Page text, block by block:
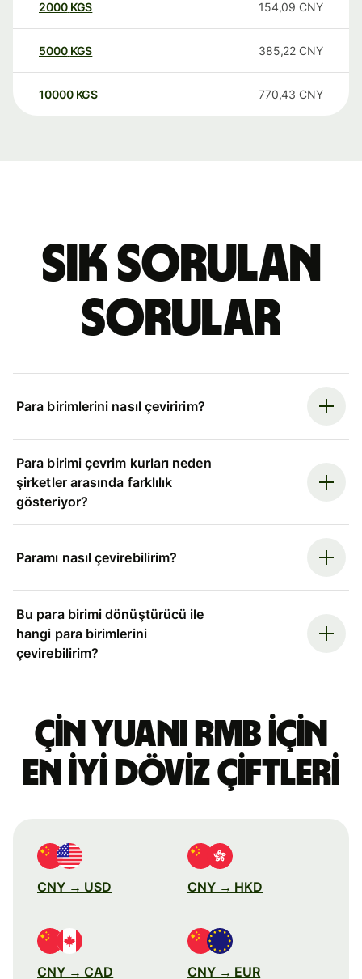
2000 KGS 154,09 CNY
5000 KGS 385,22 CNY
10000 KGS 770,43 CNY
Sık sorulan
sorular
Para birimlerini nasıl çeviririm?
Para birimi çevrim kurları neden
şirketler arasında farklılık
gösteriyor?
Paramı nasıl çevirebilirim?
Bu para birimi dönüştürücü ile
hangi para birimlerini
çevirebilirim?
Çin yuanı RMB için
en iyi döviz çiftleri
CNY → USD CNY → HKD
CNY → CAD CNY → EUR